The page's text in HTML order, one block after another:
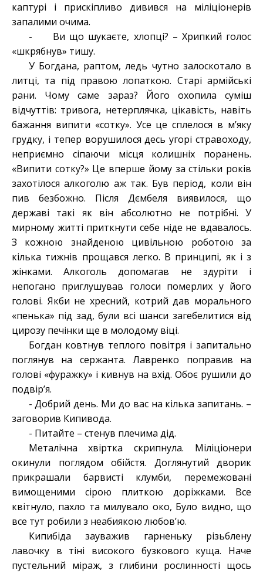
каптурі і прискіпливо дивився на міліціонерів
запалими очима.
- Ви що шукаєте, хлопці? – Хрипкий голос
«шкрябнув» тишу.
У Богдана, раптом, ледь чутно залоскотало в
литці, та під правою лопаткою. Старі армійські
рани. Чому саме зараз? Його охопила суміш
відчуттів: тривога, нетерплячка, цікавість, навіть
бажання випити «сотку». Усе це сплелося в м’яку
грудку, і тепер ворушилося десь угорі стравоходу,
неприємно сіпаючи місця колишніх поранень.
«Випити сотку?» Це вперше йому за стільки років
захотілося алкоголю аж так. Був період, коли він
пив безбожно. Після Дємбеля виявилося, що
державі такі як він абсолютно не потрібні. У
мирному житті приткнути себе ніде не вдавалось.
З кожною знайденою цивільною роботою за
кілька тижнів прощався легко. В принципі, як і з
жінками. Алкоголь допомагав не здуріти і
непогано приглушував голоси померлих у його
голові. Якби не хресний, котрий дав морального
«пенька» під зад, були всі шанси загебелитися від
цирозу печінки ще в молодому віці.
Богдан ковтнув теплого повітря і запитально
поглянув на сержанта. Лавренко поправив на
голові «фуражку» і кивнув на вхід. Обоє рушили до
подвір’я.
- Добрий день. Ми до вас на кілька запитань. –
заговорив Кипивода.
- Питайте – стенув плечима дід.
Металічна хвіртка скрипнула. Міліціонери
окинули поглядом обійстя. Доглянутий дворик
прикрашали барвисті клумби, перемежовані
вимощеними сірою плиткою доріжками. Все
квітнуло, пахло та милувало око, Було видно, що
все тут робили з неабиякою любов’ю.
Кипибіда зауважив гарненьку різьблену
лавочку в тіні високого бузкового куща. Наче
пустельний міраж, з глибини рослинності щось